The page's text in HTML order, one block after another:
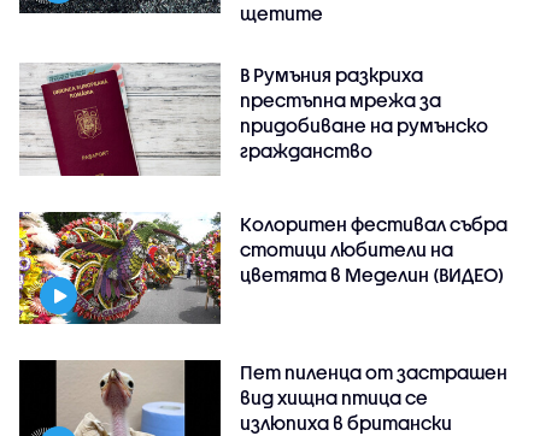
щетите
В Румъния разкриха
престъпна мрежа за
придобиване на румънско
гражданство
Колоритен фестивал събра
стотици любители на
цветята в Меделин (ВИДЕО)
Пет пиленца от застрашен
вид хищна птица се
излюпиха в британски